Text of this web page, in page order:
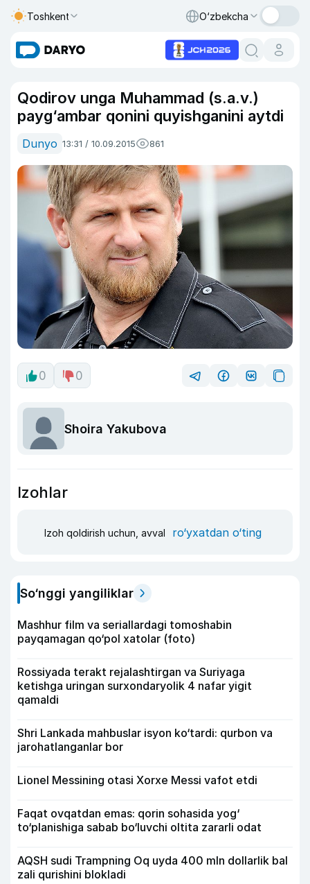
Toshkent O‘zbekcha
Qodirov unga Muhammad (s.a.v.)
payg‘ambar qonini quyishganini aytdi
Dunyo 13:31 / 10.09.2015 861
0 0
Shoira Yakubova
Izohlar
Izoh qoldirish uchun, avval ro‘yxatdan o‘ting
So‘nggi yangiliklar
Mashhur film va seriallardagi tomoshabin
payqamagan qo‘pol xatolar (foto)
Rossiyada terakt rejalashtirgan va Suriyaga
ketishga uringan surxondaryolik 4 nafar yigit
qamaldi
Shri Lankada mahbuslar isyon ko‘tardi: qurbon va
jarohatlanganlar bor
Lionel Messining otasi Xorxe Messi vafot etdi
Faqat ovqatdan emas: qorin sohasida yog‘
to‘planishiga sabab bo‘luvchi oltita zararli odat
AQSH sudi Trampning Oq uyda 400 mln dollarlik bal
zali qurishini blokladi